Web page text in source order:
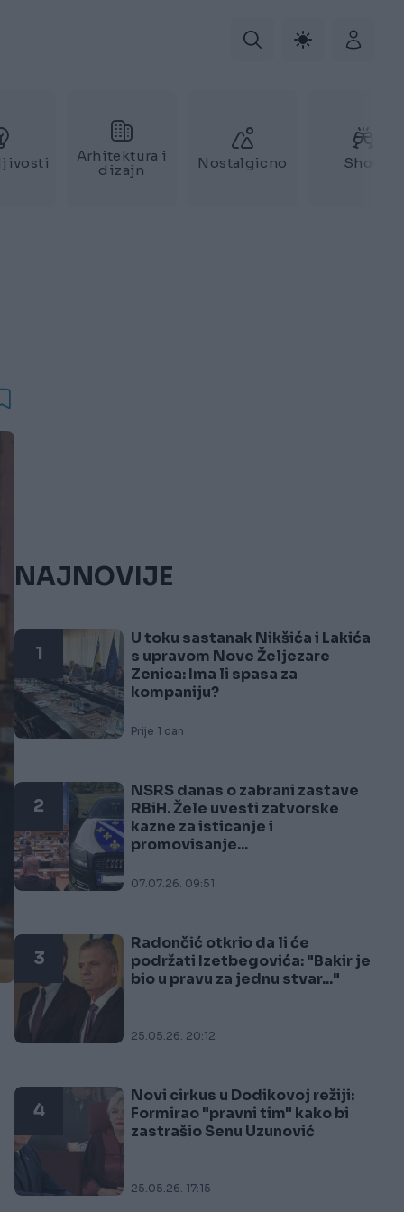
Arhitektura i
dizajn
Nostalgicno Show
NAJNOVIJE
1
U toku sastanak Nikšića i Lakića
s upravom Nove Željezare
Zenica: Ima li spasa za
kompaniju?
Prije 1 dan
2
NSRS danas o zabrani zastave
RBiH. Žele uvesti zatvorske
kazne za isticanje i
promovisanje...
07.07.26. 09:51
3
Radončić otkrio da li će
podržati Izetbegovića: "Bakir je
bio u pravu za jednu stvar..."
25.05.26. 20:12
4
Novi cirkus u Dodikovoj režiji:
Formirao "pravni tim" kako bi
zastrašio Senu Uzunović
25.05.26. 17:15